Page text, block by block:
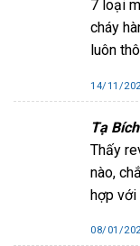
7 loại
cháy
luôn
14/11/
Tạ
Thấy
nào,
hợp với
08/01/